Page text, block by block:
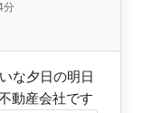
分
な夕日の明日
動産会社です